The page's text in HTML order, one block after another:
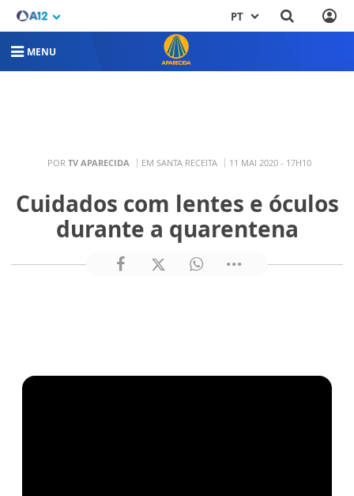
PT
MENU
POR TV APARECIDA EM SANTA RECEITA 11 MAI 2020 - 17H10
Cuidados com lentes e óculos
durante a quarentena